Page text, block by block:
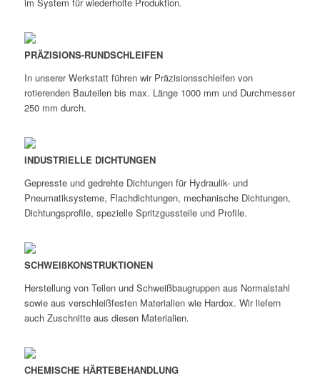
PRÄZISIONS-RUNDSCHLEIFEN
In unserer Werkstatt führen wir Präzisionsschleifen von
rotierenden Bauteilen bis max. Länge 1000 mm und Durchmesser
250 mm durch.
INDUSTRIELLE DICHTUNGEN
Gepresste und gedrehte Dichtungen für Hydraulik- und
Pneumatiksysteme, Flachdichtungen, mechanische Dichtungen,
Dichtungsprofile, spezielle Spritzgussteile und Profile.
SCHWEIßKONSTRUKTIONEN
Herstellung von Teilen und Schweißbaugruppen aus Normalstahl
sowie aus verschleißfesten Materialien wie Hardox. Wir liefern
auch Zuschnitte aus diesen Materialien.
CHEMISCHE HÄRTEBEHANDLUNG